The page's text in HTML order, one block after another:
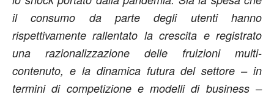
il consumo da parte degli utenti hanno
rispettivamente rallentato la crescita e registrato
una razionalizzazione delle fruizioni multi-
contenuto, e la dinamica futura del settore – in
termini di competizione e modelli di business –